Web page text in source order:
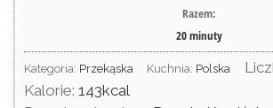
Razem:
20minuty
Kategoria: Przekąska Kuchnia: Polska
Kalorie: 143kcal